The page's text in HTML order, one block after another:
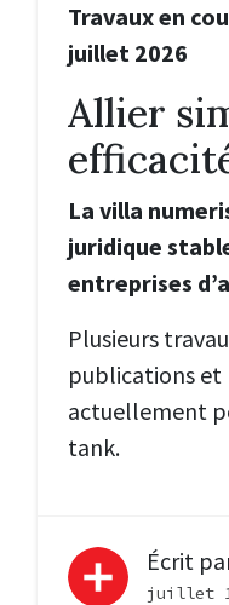
Travaux en
juillet 2026
Allier
La villa
juridique
entreprises
Plusieurs
publications et
actuellement
tank.
Écrit
juillet